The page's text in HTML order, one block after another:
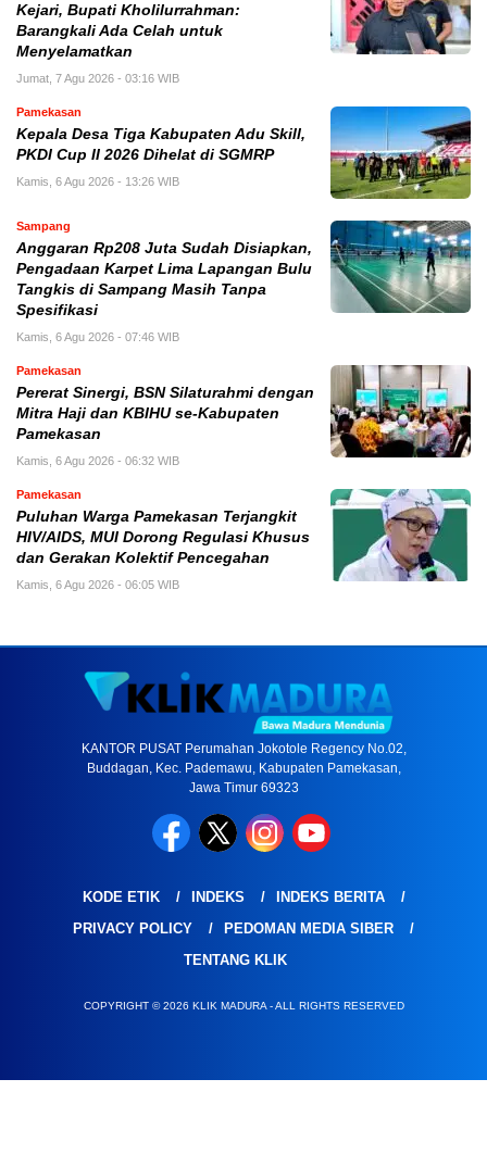
Kejari, Bupati Kholilurrahman:
Barangkali Ada Celah untuk
Menyelamatkan
Jumat, 7 Agu 2026 - 03:16 WIB
Pamekasan
Kepala Desa Tiga Kabupaten Adu Skill,
PKDI Cup II 2026 Dihelat di SGMRP
Kamis, 6 Agu 2026 - 13:26 WIB
Sampang
Anggaran Rp208 Juta Sudah Disiapkan,
Pengadaan Karpet Lima Lapangan Bulu
Tangkis di Sampang Masih Tanpa
Spesifikasi
Kamis, 6 Agu 2026 - 07:46 WIB
Pamekasan
Pererat Sinergi, BSN Silaturahmi dengan
Mitra Haji dan KBIHU se-Kabupaten
Pamekasan
Kamis, 6 Agu 2026 - 06:32 WIB
Pamekasan
Puluhan Warga Pamekasan Terjangkit
HIV/AIDS, MUI Dorong Regulasi Khusus
dan Gerakan Kolektif Pencegahan
Kamis, 6 Agu 2026 - 06:05 WIB
KANTOR PUSAT Perumahan Jokotole Regency No.02,
Buddagan, Kec. Pademawu, Kabupaten Pamekasan,
Jawa Timur 69323
KODE ETIK INDEKS
INDEKS BERITA
PRIVACY POLICY
PEDOMAN MEDIA SIBER
TENTANG KLIK
COPYRIGHT © 2026 KLIK MADURA - ALL RIGHTS RESERVED